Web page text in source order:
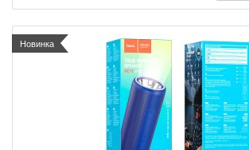
Новинка